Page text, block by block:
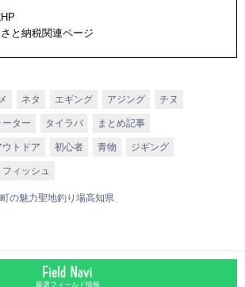
さと納税関連ページ
ネタ エギング アジング チヌ
ーター タイラバ まとめ記事
ウトドア 初心者 青物 ジギング
ィッシュ
の魅力聖地釣り場高知県
厳選フィールド情報